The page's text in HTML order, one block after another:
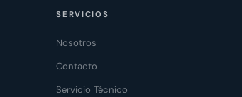
SERVICIOS
Nosotros
Contacto
Servicio Técnico